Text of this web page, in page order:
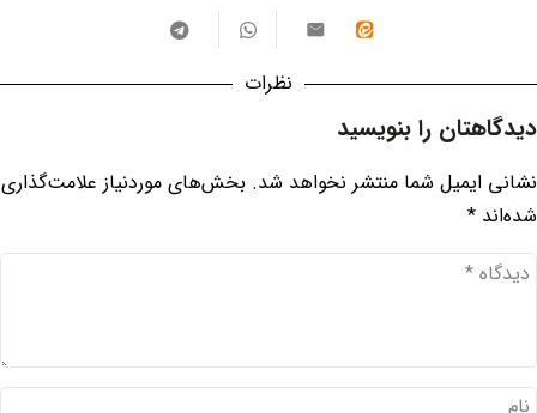
نظرات
دیدگاهتان را بنویسید
نشانی ایمیل شما منتشر نخواهد شد. بخش‌های موردنیاز علامت‌گذاری
شده‌اند *